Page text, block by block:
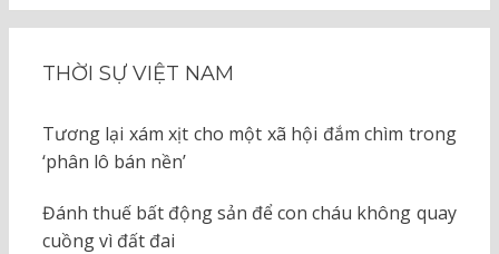
THỜI SỰ VIỆT NAM
Tương lại xám xịt cho một xã hội đắm chìm trong
‘phân lô bán nền’
Đánh thuế bất động sản để con cháu không quay
cuồng vì đất đai